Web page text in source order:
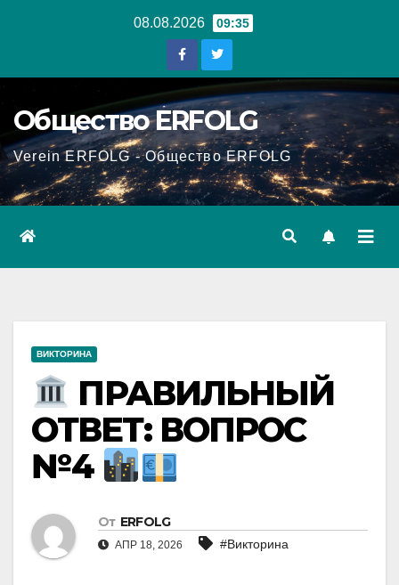
08.08.2026 09:35
Общество ERFOLG
Verein ERFOLG - Общество ERFOLG
ВИКТОРИНА
ПРАВИЛЬНЫЙ
ОТВЕТ: ВОПРОС
№4
От ERFOLG
АПР 18, 2026 #Викторина